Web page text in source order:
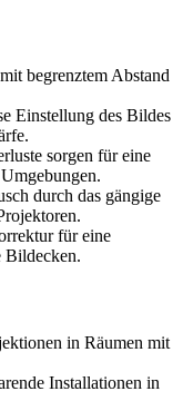
begrenztem Abstand
Einstellung des Bildes
sorgen für eine
durch das gängige
für eine
Bildecken.
in Räumen mit
Installationen in